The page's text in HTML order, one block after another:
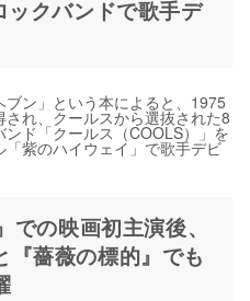
クバンドで歌手デ
ン」という本によると、1975
れ、クールスから選抜された8
ド「クールス（COOLS）」を
紫のハイウェイ」で歌手デビ
の映画初主演後、
『薔薇の標的』でも